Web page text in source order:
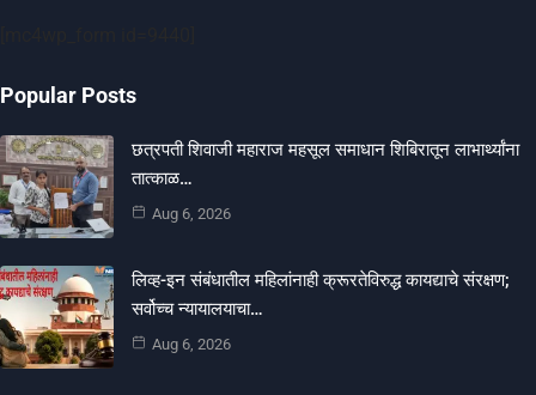
Popular Posts
छत्रपती शिवाजी महाराज महसूल समाधान शिबिरातून लाभार्थ्यांना
तात्काळ…
Aug 6, 2026
लिव्ह-इन संबंधातील महिलांनाही क्रूरतेविरुद्ध कायद्याचे संरक्षण;
सर्वोच्च न्यायालयाचा…
Aug 6, 2026